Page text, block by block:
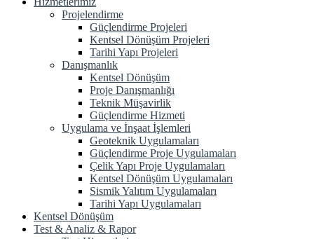
Projelendirme
Güçlendirme Projeleri
Kentsel Dönüşüm Projeleri
Tarihi Yapı Projeleri
Danışmanlık
Kentsel Dönüşüm
Proje Danışmanlığı
Teknik Müşavirlik
Güçlendirme Hizmeti
Uygulama ve İnşaat İşlemleri
Geoteknik Uygulamaları
Güçlendirme Proje Uygulamaları
Çelik Yapı Proje Uygulamaları
Kentsel Dönüşüm Uygulamaları
Sismik Yalıtım Uygulamaları
Tarihi Yapı Uygulamaları
Kentsel Dönüşüm
Test & Analiz & Rapor